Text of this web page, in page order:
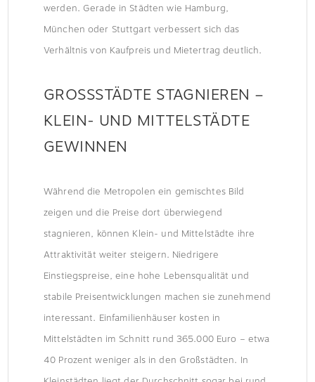
werden. Gerade in Städten wie Hamburg,
München oder Stuttgart verbessert sich das
Verhältnis von Kaufpreis und Mietertrag deutlich.
GROSSSTÄDTE STAGNIEREN – K
LEIN- UND MITTELSTÄDTE G
EWINNEN
Während die Metropolen ein gemischtes Bild
zeigen und die Preise dort überwiegend
stagnieren, können Klein- und Mittelstädte ihre
Attraktivität weiter steigern. Niedrigere
Einstiegspreise, eine hohe Lebensqualität und
stabile Preisentwicklungen machen sie zunehmend
interessant. Einfamilienhäuser kosten in
Mittelstädten im Schnitt rund 365.000 Euro – etwa
40 Prozent weniger als in den Großstädten. In